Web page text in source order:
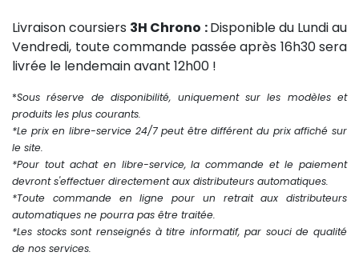
Livraison coursiers 3H Chrono :Disponible du Lundi au
Vendredi, toute commande passée après 16h30 sera
livrée le lendemain avant 12h00 !
*Sous réserve de disponibilité, uniquement sur les modèles et
produits les plus courants.
*Le prix en libre-service 24/7 peut être différent du prix affiché sur
le site.
*Pour tout achat en libre-service, la commande et le paiement
devront s'effectuer directement aux distributeurs automatiques.
*Toute commande en ligne pour un retrait aux distributeurs
automatiques ne pourra pas être traitée.
*Les stocks sont renseignés à titre informatif, par souci de qualité
de nos services.